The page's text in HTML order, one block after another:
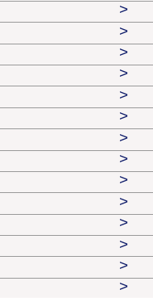
>
>
>
>
>
>
>
>
>
>
>
>
>
>